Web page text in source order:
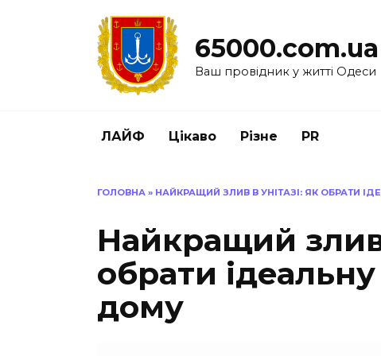
65000.com.ua
Ваш провідник у житті Одеси
ЛАЙФ Цікаво Різне PR
ГОЛОВНА » НАЙКРАЩИЙ ЗЛИВ В УНІТАЗІ: ЯК ОБРАТИ
Найкращий злив
обрати
дому